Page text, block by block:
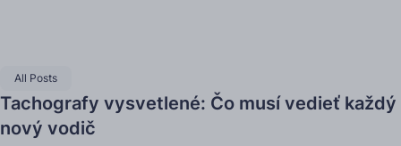
All Posts
Tachografy vysvetlené: Čo musí vedieť každý
nový vodič